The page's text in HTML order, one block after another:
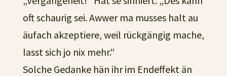
oft schaurig sei. Awwer ma musses halt au
äufach akzeptiere, weil rückgängig mache,
lasst sich jo nix mehr.“
Solche Gedanke hän ihr im Endeffekt än